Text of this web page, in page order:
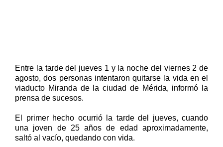
Entre la tarde del jueves 1 y la noche del viernes 2 de
agosto, dos personas intentaron quitarse la vida en el
viaducto Miranda de la ciudad de Mérida, informó la
prensa de sucesos.
El primer hecho ocurrió la tarde del jueves, cuando
una joven de 25 años de edad aproximadamente,
saltó al vacío, quedando con vida.